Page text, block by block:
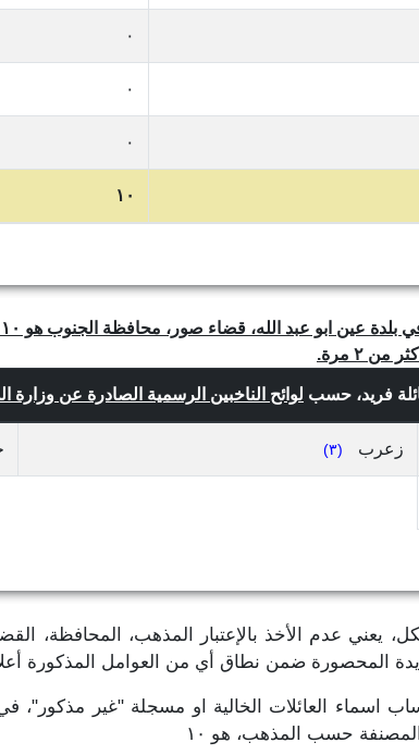
٠
٠
٠
١٠
٢ مرة.
لوائح الناخبين الرسمية الصادرة عن وزارة
زعرب (٣)
يعني عدم الأخذ بالإعتبار المذهب، المحافظة،
المحصورة ضمن نطاق أي من العوامل المذكورة
حسب المذهب، هو ١٠